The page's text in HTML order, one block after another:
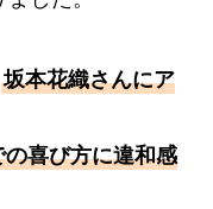
坂本花織さんにア
喜び方に違和感